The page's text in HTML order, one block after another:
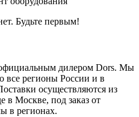
Будьте первым!
дилером Dors. Мы
все регионы России и в
осуществляются из
в Москве, под заказ от
в регионах.